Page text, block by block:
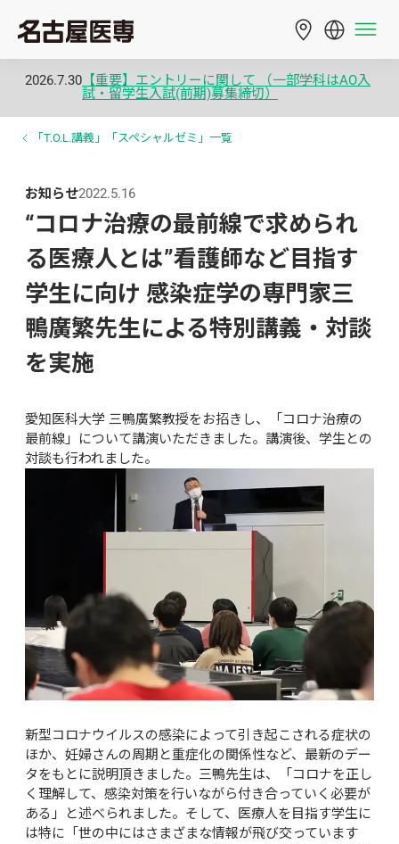
2026.7.30 【重要】エントリーに関して （一部学科はAO入
試・留学生入試(前期)募集締切）
「T.O.L.講義」「スペシャルゼミ」一覧
お知らせ2022.5.16
“コロナ治療の最前線で求められ
る医療人とは”看護師など目指す
学生に向け 感染症学の専門家三
鴨廣繁先生による特別講義・対談
を実施
愛知医科大学 三鴨廣繁教授をお招きし、「コロナ治療の
最前線」について講演いただきました。講演後、学生との
対談も行われました。
新型コロナウイルスの感染によって引き起こされる症状の
ほか、妊婦さんの周期と重症化の関係性など、最新のデー
タをもとに説明頂きました。三鴨先生は、「コロナを正し
く理解して、感染対策を行いながら付き合っていく必要が
ある」と述べられました。そして、医療人を目指す学生に
は特に「世の中にはさまざまな情報が飛び交っています